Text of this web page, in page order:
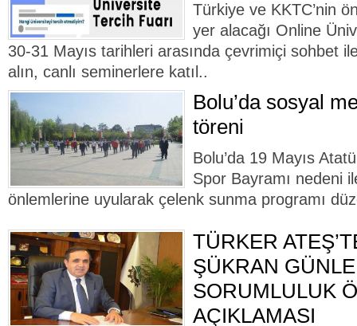
Türkiye ve KKTC’nin
yer alacağı Online
30-31 Mayıs tarihleri arasında çevrimiçi sohbet
alın, canlı seminerlere katıl..
Bolu’da sosyal
töreni
Bolu’da 19 Mayıs
Spor Bayramı nedeni
önlemlerine uyularak çelenk sunma programı
TÜRKER
ŞÜKRAN
SORUMLULUK
AÇIKLAMASI